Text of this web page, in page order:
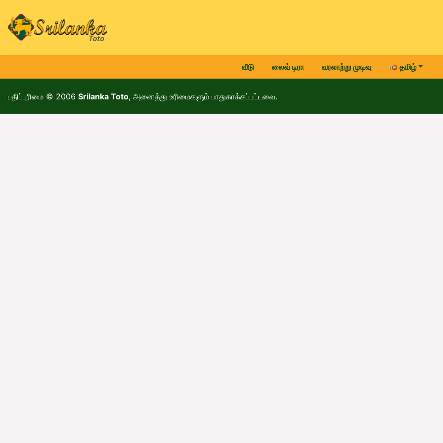
வீடு லைவ் டிரா வரலாற்று முடிவு தமிழ்
பதிப்புரிமை © 2006 Srilanka Toto, அனைத்து உரிமைகளும் பாதுகாக்கப்பட்டவை.